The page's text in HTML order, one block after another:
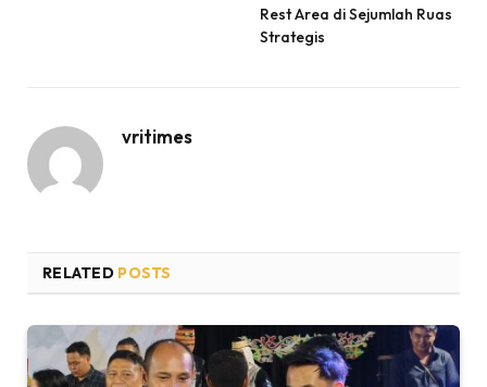
Rest Area di Sejumlah Ruas
Strategis
vritimes
RELATED POSTS